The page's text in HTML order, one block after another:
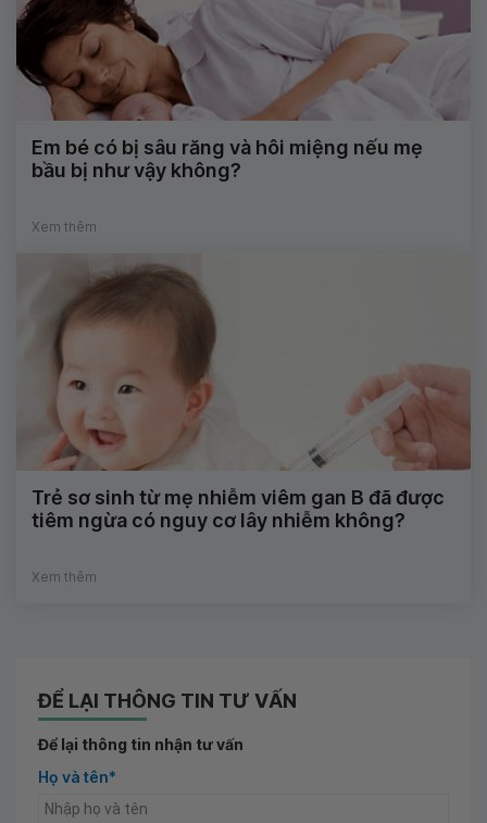
Em bé có bị sâu răng và hôi miệng nếu mẹ
bầu bị như vậy không?
Xem thêm
Trẻ sơ sinh từ mẹ nhiễm viêm gan B đã được
tiêm ngừa có nguy cơ lây nhiễm không?
Xem thêm
ĐỂ LẠI THÔNG TIN TƯ VẤN
Để lại thông tin nhận tư vấn
Họ và tên*